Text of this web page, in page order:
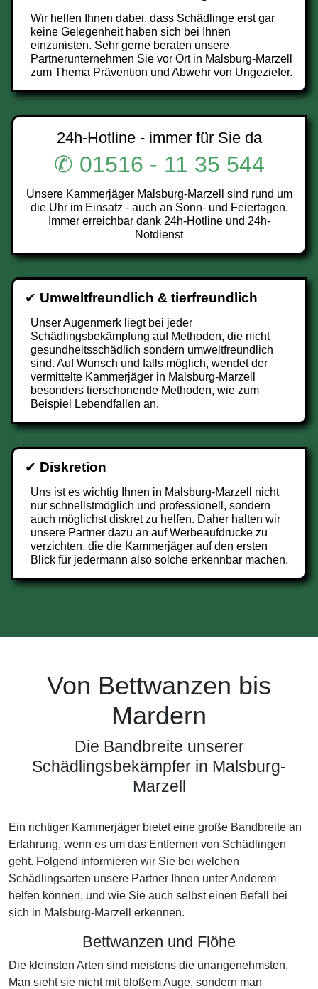
Wir helfen Ihnen dabei, dass Schädlinge erst gar
keine Gelegenheit haben sich bei Ihnen
einzunisten. Sehr gerne beraten unsere
Partnerunternehmen Sie vor Ort in Malsburg-Marzell
zum Thema Prävention und Abwehr von Ungeziefer.
24h-Hotline - immer für Sie da
✆ 01516 - 11 35 544
Unsere Kammerjäger Malsburg-Marzell sind rund um
die Uhr im Einsatz - auch an Sonn- und Feiertagen.
Immer erreichbar dank 24h-Hotline und 24h-
Notdienst
✔ Umweltfreundlich & tierfreundlich
Unser Augenmerk liegt bei jeder
Schädlingsbekämpfung auf Methoden, die nicht
gesundheitsschädlich sondern umweltfreundlich
sind. Auf Wunsch und falls möglich, wendet der
vermittelte Kammerjäger in Malsburg-Marzell
besonders tierschonende Methoden, wie zum
Beispiel Lebendfallen an.
✔ Diskretion
Uns ist es wichtig Ihnen in Malsburg-Marzell nicht
nur schnellstmöglich und professionell, sondern
auch möglichst diskret zu helfen. Daher halten wir
unsere Partner dazu an auf Werbeaufdrucke zu
verzichten, die die Kammerjäger auf den ersten
Blick für jedermann also solche erkennbar machen.
Von Bettwanzen bis
Mardern
Die Bandbreite unserer
Schädlingsbekämpfer in Malsburg-
Marzell
Ein richtiger Kammerjäger bietet eine große Bandbreite an
Erfahrung, wenn es um das Entfernen von Schädlingen
geht. Folgend informieren wir Sie bei welchen
Schädlingsarten unsere Partner Ihnen unter Anderem
helfen können, und wie Sie auch selbst einen Befall bei
sich in Malsburg-Marzell erkennen.
Bettwanzen und Flöhe
Die kleinsten Arten sind meistens die unangenehmsten.
Man sieht sie nicht mit bloßem Auge, sondern man